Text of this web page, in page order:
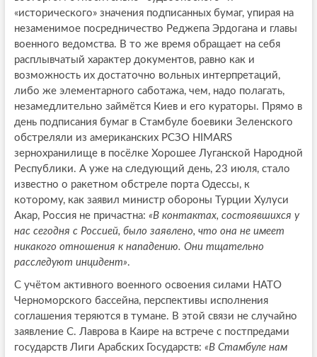
«исторического» значения подписанных бумаг, упирая на
незаменимое посредничество Реджепа Эрдогана и главы
военного ведомства. В то же время обращает на себя
расплывчатый характер документов, равно как и
возможность их достаточно вольных интерпретаций,
либо же элементарного саботажа, чем, надо полагать,
незамедлительно займётся Киев и его кураторы. Прямо в
день подписания бумаг в Стамбуле боевики Зеленского
обстреляли из американских РСЗО HIMARS
зернохранилище в посёлке Хорошее Луганской Народной
Республики. А уже на следующий день, 23 июля, стало
известно о ракетном обстреле порта Одессы, к
которому, как заявил министр обороны Турции Хулуси
Акар, Россия не причастна: «В контактах, состоявшихся у
нас сегодня с Россией, было заявлено, что она не имеет
никакого отношения к нападению. Они тщательно
расследуют инцидент».
С учётом активного военного освоения силами НАТО
Черноморского бассейна, перспективы исполнения
соглашения теряются в тумане. В этой связи не случайно
заявление С. Лаврова в Каире на встрече с постпредами
государств Лиги Арабских Государств: «В Стамбуле нам